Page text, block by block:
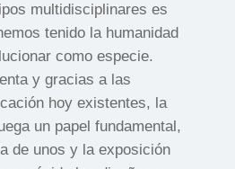
multidisciplinares es
tenido la humanidad
como especie.
y gracias a las
hoy existentes, la
un papel fundamental,
de unos y la exposición